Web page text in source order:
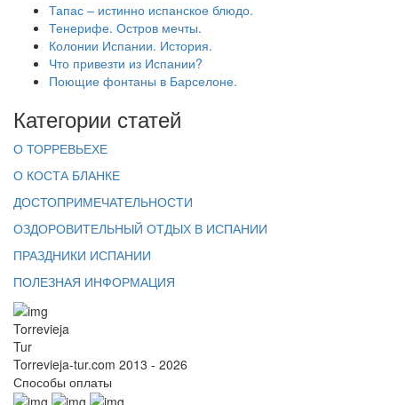
Тапас – истинно испанское блюдо.
Тенерифе. Остров мечты.
Колонии Испании. История.
Что привезти из Испании?
Поющие фонтаны в Барселоне.
Категории статей
О ТОРРЕВЬЕХЕ
О КОСТА БЛАНКЕ
ДОСТОПРИМЕЧАТЕЛЬНОСТИ
ОЗДОРОВИТЕЛЬНЫЙ ОТДЫХ В ИСПАНИИ
ПРАЗДНИКИ ИСПАНИИ
ПОЛЕЗНАЯ ИНФОРМАЦИЯ
Torrevieja
Tur
Torrevieja-tur.com 2013 - 2026
Способы оплаты